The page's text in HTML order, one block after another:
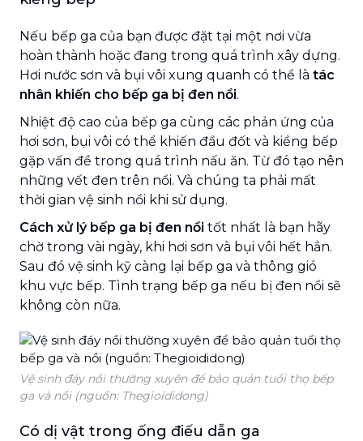
Nếu bếp ga của bạn được đặt tại một nơi vừa
hoàn thành hoặc đang trong quá trình xây dựng.
Hơi nước sơn và bụi vôi xung quanh có thể là tác
nhân khiến cho bếp ga bị đen nồi.
Nhiệt độ cao của bếp ga cùng các phản ứng của
hơi sơn, bụi vôi có thể khiến đầu đốt và kiềng bếp
gặp vấn đề trong quá trình nấu ăn. Từ đó tạo nên
những vết đen trên nồi. Và chúng ta phải mất
thời gian vệ sinh nồi khi sử dụng.
Cách xử lý bếp ga bị đen nồi tốt nhất là bạn hãy
chờ trong vài ngày, khi hơi sơn và bụi vôi hết hẳn.
Sau đó vệ sinh kỹ càng lại bếp ga và thông gió
khu vực bếp. Tình trạng bếp ga nếu bị đen nồi sẽ
không còn nữa.
Vệ sinh đáy nồi thường xuyên để bảo quản tuổi thọ bếp
ga và nồi (nguồn: Thegioididong)
Có dị vật trong ống điếu dẫn ga